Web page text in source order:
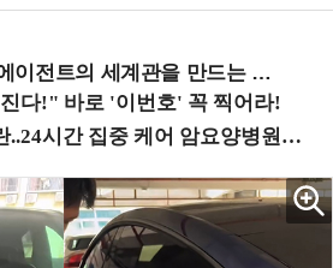
관을 만드는 지식 설계자로.. (8/20 강남역)